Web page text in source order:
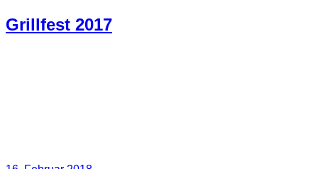
Grillfest 2017